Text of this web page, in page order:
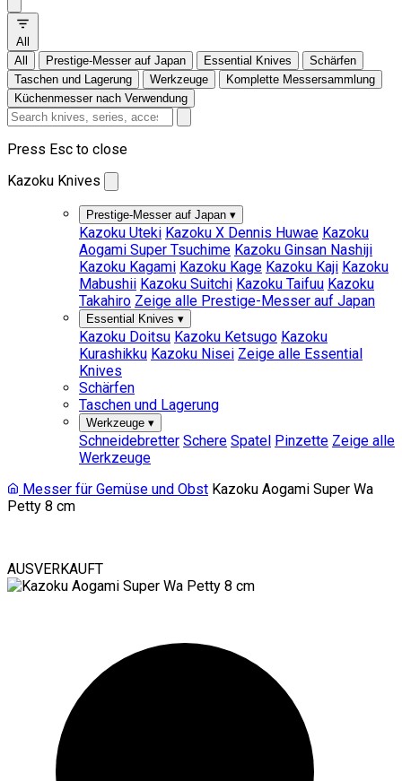
All
All
Prestige-Messer auf Japan Essential Knives
Schärfen
Taschen und Lagerung
Werkzeuge
Komplette Messersammlung
Küchenmesser nach Verwendung
Press Esc to close
Kazoku Knives
Prestige-Messer auf Japan ▾
Kazoku Uteki Kazoku X Dennis Huwae Kazoku
Aogami Super Tsuchime Kazoku Ginsan Nashiji
Kazoku Kagami Kazoku Kage Kazoku Kaji Kazoku
Mabushii Kazoku Suitchi Kazoku Taifuu Kazoku
Takahiro Zeige alle Prestige-Messer auf Japan
Essential Knives ▾
Kazoku Doitsu Kazoku Ketsugo Kazoku
Kurashikku Kazoku Nisei Zeige alle Essential
Knives
Schärfen
Taschen und Lagerung
Werkzeuge ▾
Schneidebretter Schere Spatel Pinzette Zeige alle
Werkzeuge
Messer für Gemüse und Obst Kazoku Aogami Super Wa
Petty 8 cm
AUSVERKAUFT